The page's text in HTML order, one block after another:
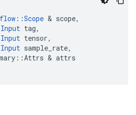
::Scope & scope,
Input tag,
Input tensor,
Input sample_rate,
::Attrs & attrs